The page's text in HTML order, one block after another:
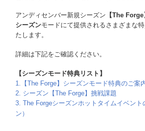
アンディセンバー新規シーズン 【The Forge
シーズンモードにて提供されるさまざまな
たします。
詳細は下記をご確認ください。
【シーズンモード特典リスト】
1.
【The Forge】シーズンモード特典のご案
2. シーズン【The Forge】挑戦課題
3.The Forgeシーズンホットタイムイベント
ン ）